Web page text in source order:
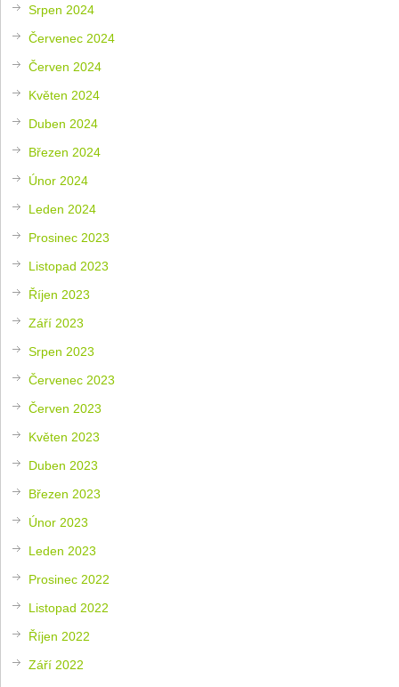
Srpen 2024
Červenec 2024
Červen 2024
Květen 2024
Duben 2024
Březen 2024
Únor 2024
Leden 2024
Prosinec 2023
Listopad 2023
Říjen 2023
Září 2023
Srpen 2023
Červenec 2023
Červen 2023
Květen 2023
Duben 2023
Březen 2023
Únor 2023
Leden 2023
Prosinec 2022
Listopad 2022
Říjen 2022
Září 2022